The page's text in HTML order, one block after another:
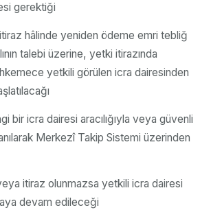
gerektiği
hâlinde yeniden ödeme emri tebliğ
talebi üzerine, yetki itirazında
yetkili görülen icra dairesinden
bir icra dairesi aracılığıyla veya güvenli
Merkezî Takip Sistemi üzerinden
itiraz olunmazsa yetkili icra dairesi
devam edileceği